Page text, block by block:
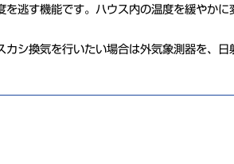
を逃す機能です。ハウス内の温度を緩やか
シ換気を行いたい場合は外気象測器を、